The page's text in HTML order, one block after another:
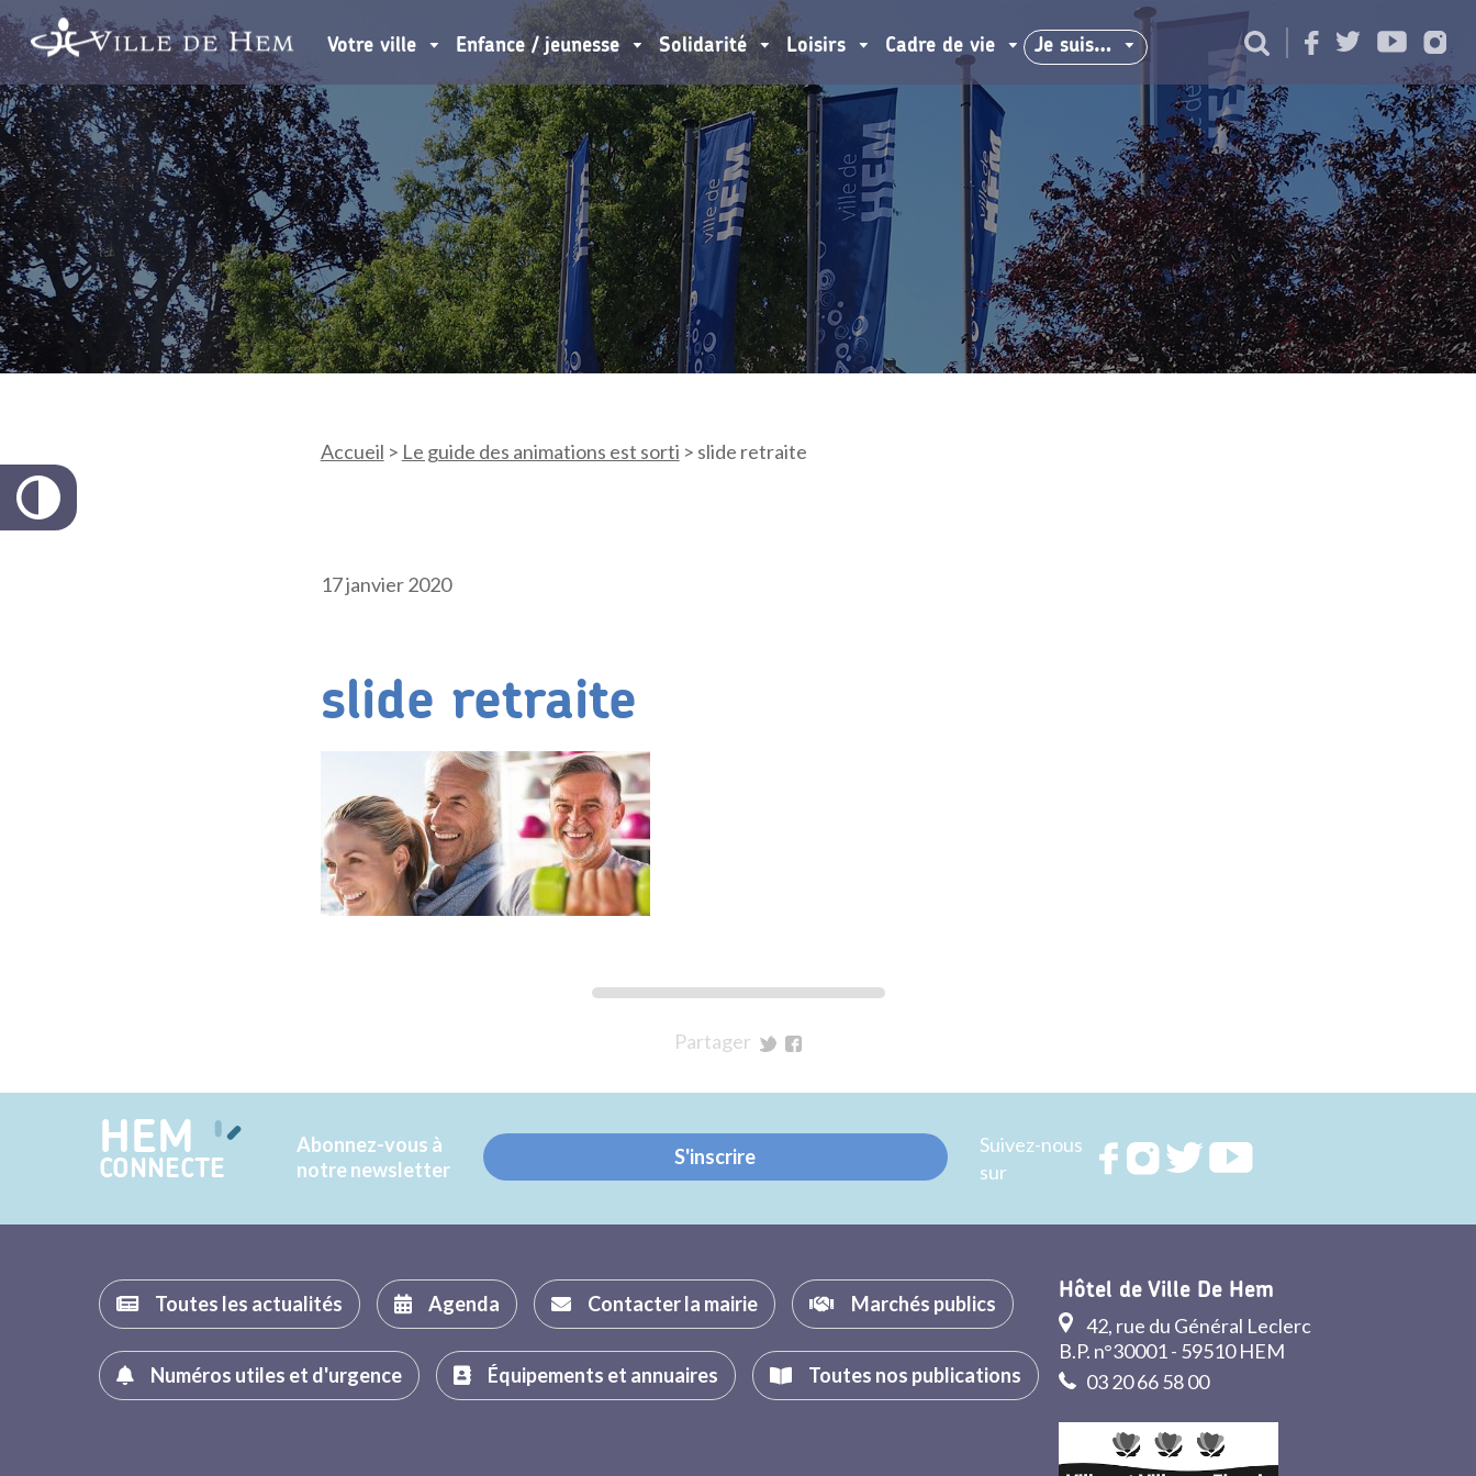
Votre ville Enfance / jeunesse Solidarité Loisirs Cadre de vie Je suis…
Accueil > Le guide des animations est sorti > slide retraite
17 janvier 2020
slide retraite
Partager
Twitter
Facebook
HEM
CONNECTE
Abonnez-vous à
notre newsletter
S'inscrire
Suivez-nous
sur
RejoignezRejoignezRejoignez
Toutes les actualités Agenda Contacter la mairie Marchés publics
Numéros utiles et d'urgence Équipements et annuaires Toutes nos publications
Hôtel de Ville De Hem
42, rue du Général Leclerc
B.P. n°30001 - 59510 HEM
03 20 66 58 00